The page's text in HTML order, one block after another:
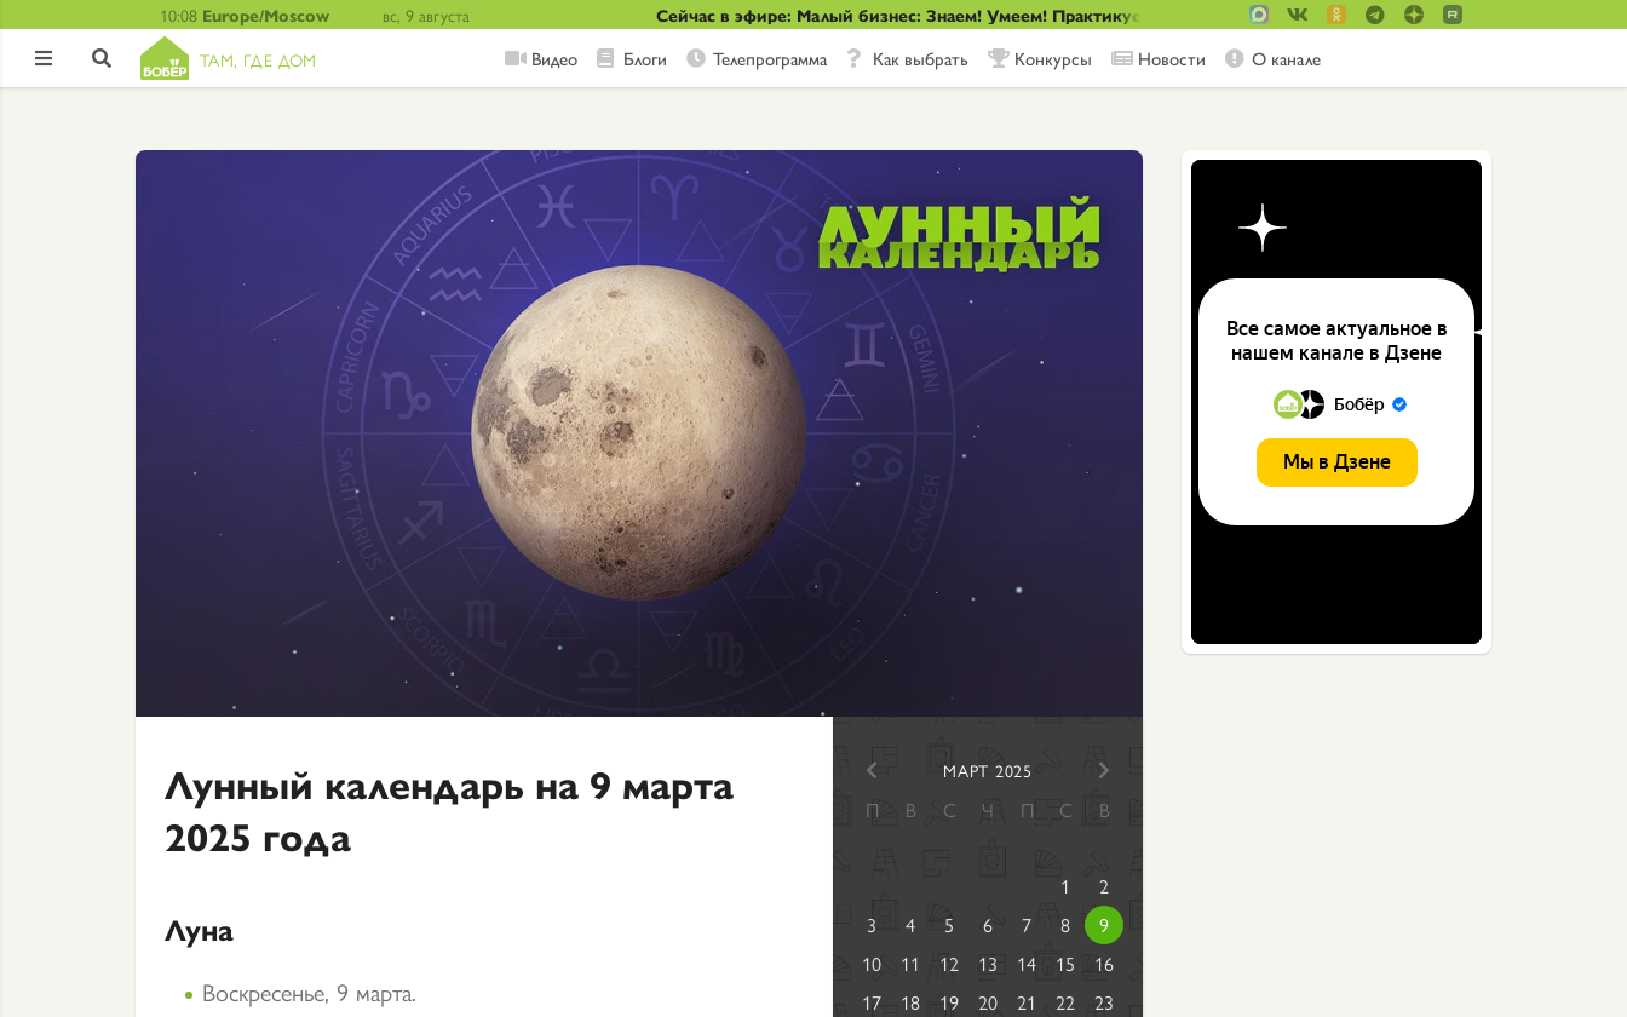
10:08 Europe/Moscow вс, 9 августа Сейчас в эфире: Малый бизнес: Знаем! Умеем! Практикуем!
  ТАМ, ГДЕ ДОМ Видео Блоги Телепрограмма Как выбрать Конкурсы Новости О канале
Лунный календарь на 9 марта
2025 года
Луна
Воскресенье, 9 марта.
МАРТ 2025
П В С Ч П С В
1
2
3
4 5 6 7 8
9
10
11 12 13 14 15
16
17
18 19 20 21 22
23